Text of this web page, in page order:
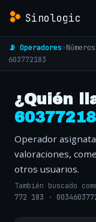
Sinologic
📡 Operadores›Números
603772183
¿Quién
Operador
valoraciones,
otros usuarios.
También buscado
772 183 ·